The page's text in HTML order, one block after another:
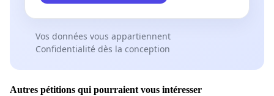
Vos données vous appartiennent
Confidentialité dès la conception
Autres pétitions qui pourraient vous intéresser